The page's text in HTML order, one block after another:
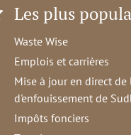
Les plus
Waste Wise
Emplois et carrières
Mise à jour en direct de
d'enfouissement de
Impôts fonciers